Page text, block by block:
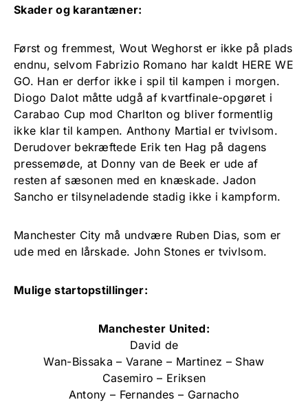
Skader og karantæner:
Først og fremmest, Wout Weghorst er ikke på plads
endnu, selvom Fabrizio Romano har kaldt HERE WE
GO. Han er derfor ikke i spil til kampen i morgen.
Diogo Dalot måtte udgå af kvartfinale-opgøret i
Carabao Cup mod Charlton og bliver formentlig
ikke klar til kampen. Anthony Martial er tvivlsom.
Derudover bekræftede Erik ten Hag på dagens
pressemøde, at Donny van de Beek er ude af
resten af sæsonen med en knæskade. Jadon
Sancho er tilsyneladende stadig ikke i kampform.
Manchester City må undvære Ruben Dias, som er
ude med en lårskade. John Stones er tvivlsom.
Mulige startopstillinger:
Manchester United:
David de
Wan-Bissaka – Varane – Martinez – Shaw
Casemiro – Eriksen
Antony – Fernandes – Garnacho